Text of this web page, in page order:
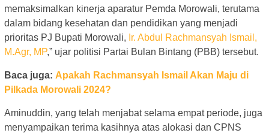
memaksimalkan kinerja aparatur Pemda Morowali, terutama
dalam bidang kesehatan dan pendidikan yang menjadi
prioritas PJ Bupati Morowali, Ir. Abdul Rachmansyah Ismail,
M.Agr, MP,” ujar politisi Partai Bulan Bintang (PBB) tersebut.
Baca juga: Apakah Rachmansyah Ismail Akan Maju di
Pilkada Morowali 2024?
Aminuddin, yang telah menjabat selama empat periode, juga
menyampaikan terima kasihnya atas alokasi dan CPNS